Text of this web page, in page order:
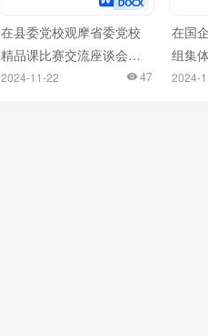
在县委党校观摩省委党校
精品课比赛交流座谈会上
的交流发言
2024-11-22 47
在国
组集
流发
2024-